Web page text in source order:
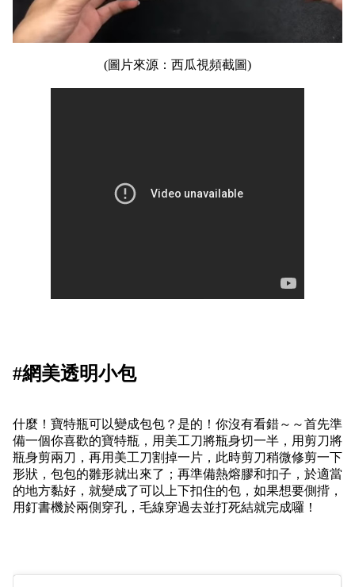
(圖片來源：西瓜視頻截圖)
#網美透明小包
什麼！寶特瓶可以變成包包？是的！你沒有看錯～～首先準
備一個你喜歡的寶特瓶，用美工刀將瓶身切一半，用剪刀將
瓶身剪兩刀，再用美工刀割掉一片，此時剪刀稍微修剪一下
形狀，包包的雛形就出來了；再準備熱熔膠和扣子，於適當
的地方黏好，就變成了可以上下扣住的包，如果想要側揹，
用釘書機於兩側穿孔，毛線穿過去並打死結就完成囉！